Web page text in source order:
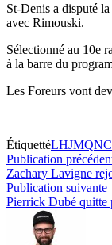
St-Denis a disputé
avec Rimouski.
Sélectionné au 10e
à la barre du
Les Foreurs vont
ÉtiquettéLHJMQ
Navigation
de
l’article
Publication
Zachary Lavigne
Publication suivante
Pierrick Dubé quitte